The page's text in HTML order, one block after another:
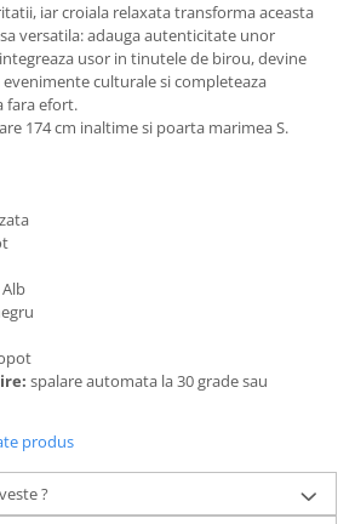
iar croiala relaxata transforma aceasta
versatila: adauga autenticitate unor
usor in tinutele de birou, devine
culturale si completeaza
fara efort.
174 cm inaltime si poarta marimea S.
Alb
spalare automata la 30 grade sau
produs
?